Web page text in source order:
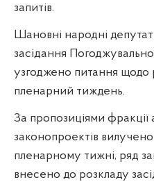
запитів.
Шановні народні
засідання
узгоджено питання щодо
пленарний тиждень.
За пропозиціями фракції
законопроектів
пленарному тижні, ряд
внесено до розкладу